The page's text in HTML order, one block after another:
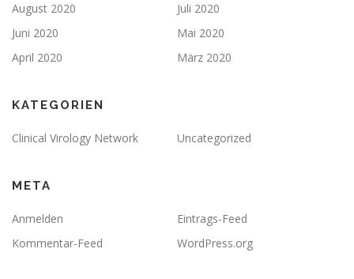
August 2020
Juli 2020
Juni 2020
Mai 2020
April 2020
März 2020
KATEGORIEN
Clinical Virology Network Uncategorized
META
Anmelden
Eintrags-Feed
Kommentar-Feed
WordPress.org